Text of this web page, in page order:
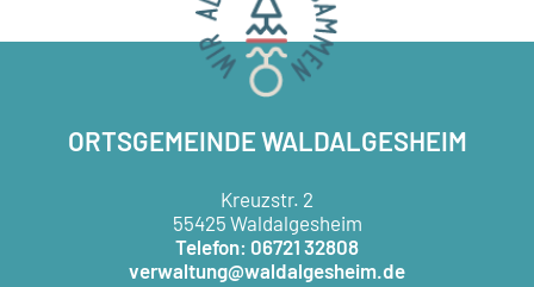
ORTSGEMEINDE WALDALGESHEIM
Kreuzstr. 2
55425 Waldalgesheim
Telefon: 06721 32808
verwaltung@waldalgesheim.de